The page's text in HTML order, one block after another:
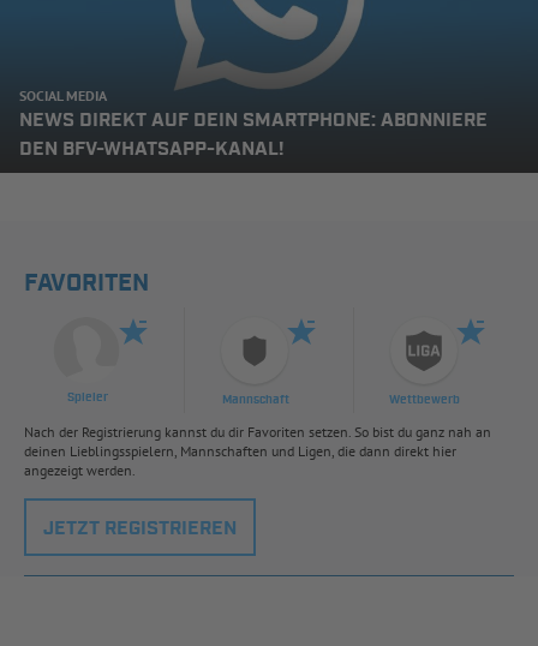
SOCIAL MEDIA
NEWS DIREKT AUF DEIN SMARTPHONE: ABONNIERE
DEN BFV-WHATSAPP-KANAL!
FAVORITEN
Spieler Mannschaft Wettbewerb
Nach der Registrierung kannst du dir Favoriten setzen. So bist du ganz nah an
deinen Lieblingsspielern, Mannschaften und Ligen, die dann direkt hier
angezeigt werden.
JETZT REGISTRIEREN